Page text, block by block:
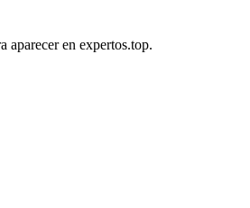
aparecer en expertos.top.